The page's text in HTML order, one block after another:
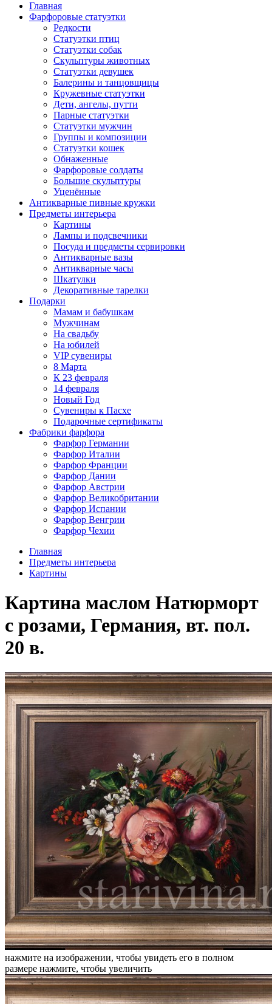
Главная
Фарфоровые статуэтки
Редкости
Cтатуэтки птиц
Cтатуэтки собак
Скульптуры животных
Статуэтки девушек
Балерины и танцовщицы
Кружевные статуэтки
Дети, ангелы, путти
Парные статуэтки
Статуэтки мужчин
Группы и композиции
Статуэтки кошек
Обнаженные
Фарфоровые солдаты
Большие скульптуры
Уценённые
Антикварные пивные кружки
Предметы интерьера
Картины
Лампы и подсвечники
Посуда и предметы сервировки
Антикварные вазы
Антикварные часы
Шкатулки
Декоративные тарелки
Подарки
Мамам и бабушкам
Мужчинам
На свадьбу
На юбилей
VIP сувениры
8 Марта
К 23 февраля
14 февраля
Новый Год
Сувениры к Пасхе
Подарочные сертификаты
Фабрики фарфора
Фарфор Германии
Фарфор Италии
Фарфор Франции
Фарфор Дании
Фарфор Австрии
Фарфор Великобритании
Фарфор Испании
Фарфор Венгрии
Фарфор Чехии
Главная
Предметы интерьера
Картины
Картина маслом Натюрморт
с розами, Германия, вт. пол.
20 в.
нажмите на изображении, чтобы увидеть его в полном
размере нажмите, чтобы увеличить